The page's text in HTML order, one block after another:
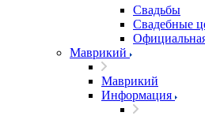
Свадьбы
Свадебные
Маврикий
Маврикий
Информация